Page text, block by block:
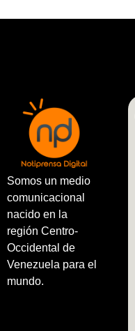
Somos un medio
comunicacional
nacido en la
región Centro-
Occidental de
Venezuela para el
mundo.